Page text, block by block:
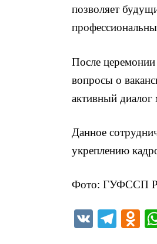
позволяет
После
вопросы о
активный
Данное
укреплению
Фото: ГУФССП
V
T
O